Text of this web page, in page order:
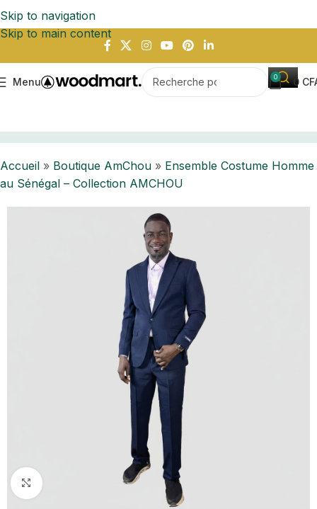
Skip to navigation
Skip to main content
Menu 0 0
Accueil » Boutique AmChou » Ensemble Costume Homme
au Sénégal – Collection AMCHOU
Cliquez pour agrandir